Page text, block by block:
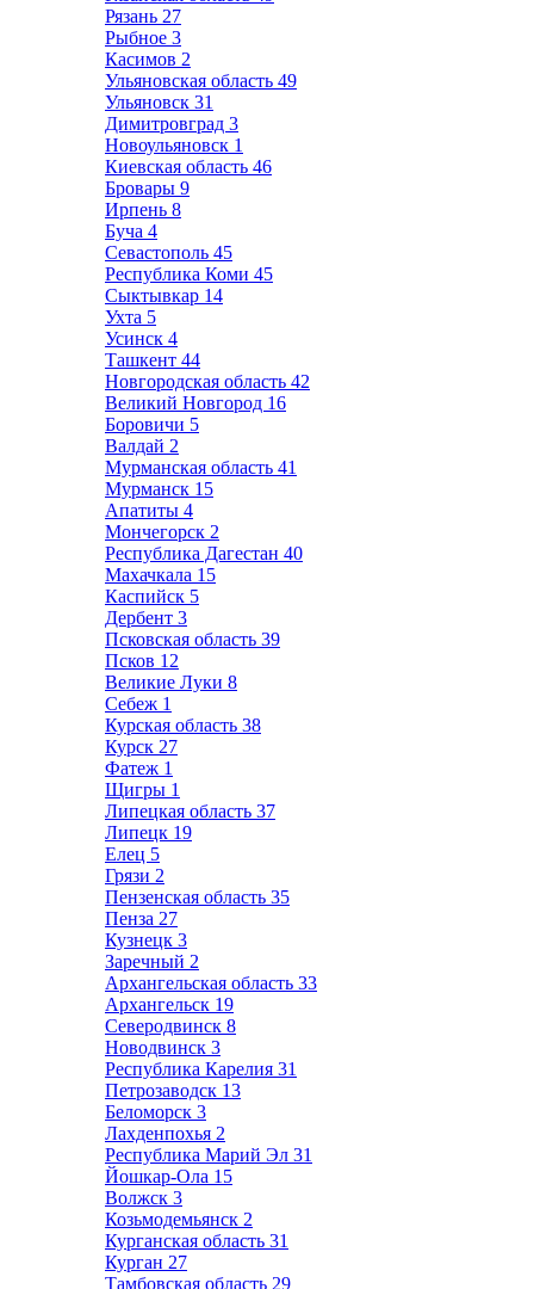
Рязань 27
Рыбное 3
Касимов 2
Ульяновская область 49
Ульяновск 31
Димитровград 3
Новоульяновск 1
Киевская область 46
Бровары 9
Ирпень 8
Буча 4
Севастополь 45
Республика Коми 45
Сыктывкар 14
Ухта 5
Усинск 4
Ташкент 44
Новгородская область 42
Великий Новгород 16
Боровичи 5
Валдай 2
Мурманская область 41
Мурманск 15
Апатиты 4
Мончегорск 2
Республика Дагестан 40
Махачкала 15
Каспийск 5
Дербент 3
Псковская область 39
Псков 12
Великие Луки 8
Себеж 1
Курская область 38
Курск 27
Фатеж 1
Щигры 1
Липецкая область 37
Липецк 19
Елец 5
Грязи 2
Пензенская область 35
Пенза 27
Кузнецк 3
Заречный 2
Архангельская область 33
Архангельск 19
Северодвинск 8
Новодвинск 3
Республика Карелия 31
Петрозаводск 13
Беломорск 3
Лахденпохья 2
Республика Марий Эл 31
Йошкар-Ола 15
Волжск 3
Козьмодемьянск 2
Курганская область 31
Курган 27
Тамбовская область 29